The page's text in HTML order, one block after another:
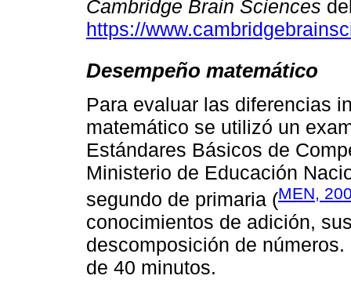
Cambridge Brain Sciences
https://
Desempeño matemático
Para evaluar las diferencias
matemático se utilizó un
Estándares Básicos de
Ministerio de Educación
segundo de primaria (MEN,
conocimientos de adición,
descomposición de
de 40 minutos.